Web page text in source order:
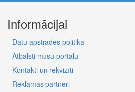
Informācijai
Datu apstrādes politika
Atbalsti mūsu portālu
Kontakti un rekvizīti
Reklāmas partneri